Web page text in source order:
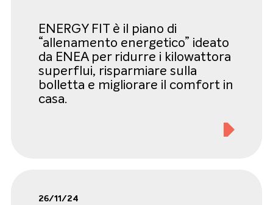
ENERGY FIT è il piano di
“allenamento energetico” ideato
da ENEA per ridurre i kilowattora
superflui, risparmiare sulla
bolletta e migliorare il comfort in
casa.
26/11/24